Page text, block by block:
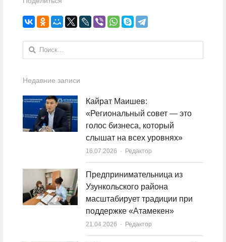
Найти:
Недавние записи
Кайрат Маишев:
«Региональный совет — это
голос бизнеса, который
слышат на всех уровнях»
16.07.2026 Author
Редактор
Предпринимательница из
Узункольского района
масштабирует традиции при
поддержке «Атамекен»
21.04.2026 Author
Редактор